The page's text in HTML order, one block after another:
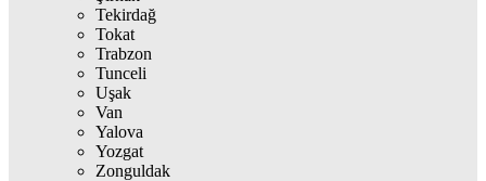
Tekirdağ
Tokat
Trabzon
Tunceli
Uşak
Van
Yalova
Yozgat
Zonguldak